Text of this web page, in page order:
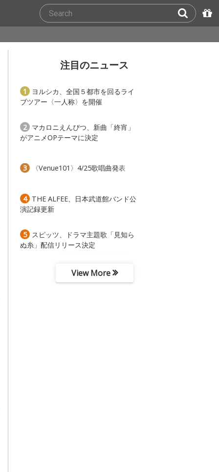
注目のニュース
1
ブツアー〈一人称〉を開催
2
がアニメOPテーマに決定
3 〈Venue101〉4/25歌唱曲発表
4
演記録更新
5
ぬ糸」配信リリース決定
View More